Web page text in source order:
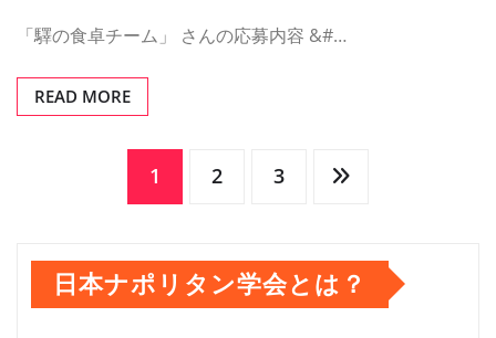
「驛の食卓チーム」 さんの応募内容 &#…
READ MORE
稿
の
1 2 3
日本ナポリタン学会とは？